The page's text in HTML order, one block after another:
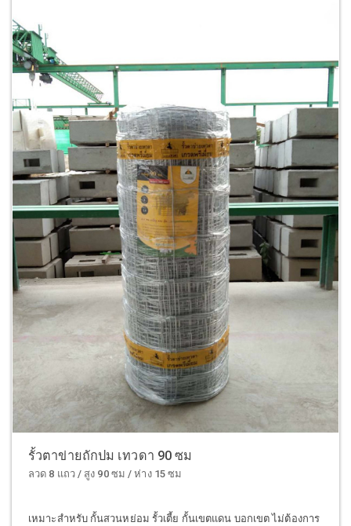
รั้วตาข่ายถักปม เทวดา 90 ซม
ลวด 8 แถว / สูง 90 ซม / ห่าง 15 ซม
เหมาะสำหรับ กั้นสวนหย่อม รั้วเตี้ย กั้นเขตแดน บอกเขต ไม่ต้องการ